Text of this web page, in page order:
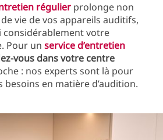
régulier prolonge non
vie de vos appareils auditifs,
considérablement votre
Pour un service d’entretien
vous dans votre centre
: nos experts sont là pour
en matière d’audition.